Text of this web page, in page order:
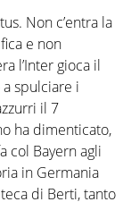
Non c’entra la
e non
l’Inter gioca il
spulciare i
il 7
ha dimenticato,
col Bayern agli
in Germania
di Berti, tanto